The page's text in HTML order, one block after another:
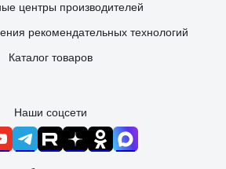
центры производителей
рекомендательных технологий
Каталог товаров
Наши соцсети